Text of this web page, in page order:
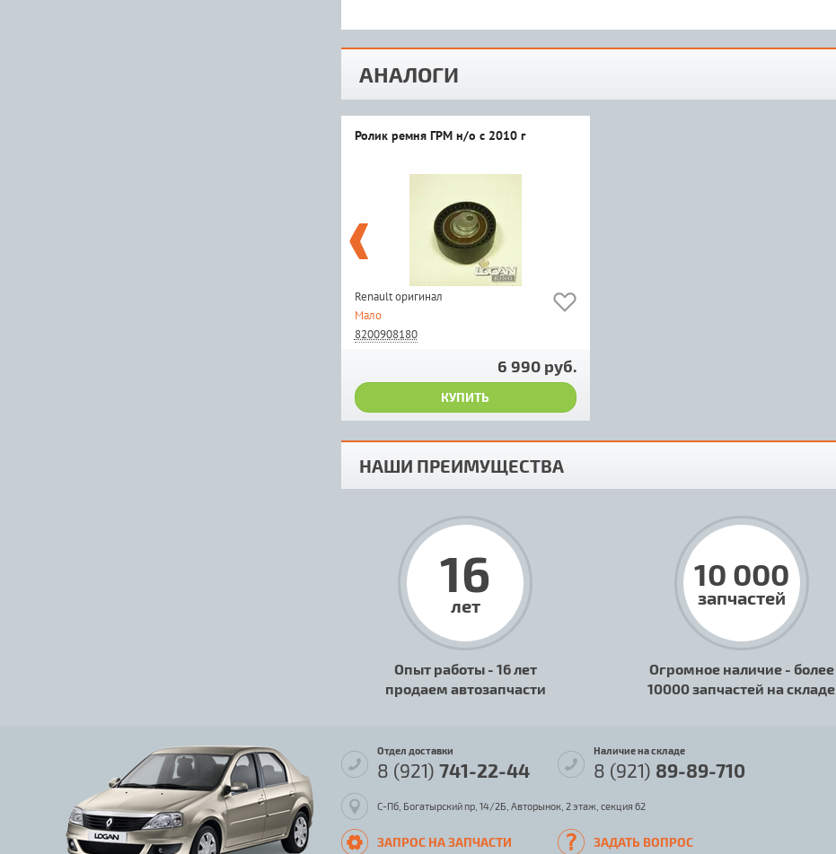
АНАЛОГИ
Ролик ремня ГРМ н/о с 2010 г
Renault оригинал
Мало
8200908180
6 990 руб.
КУПИТЬ
НАШИ ПРЕИМУЩЕСТВА
16
лет
Опыт работы - 16 лет
продаем автозапчасти
10 000
запчастей
Огромное наличие - более
10000 запчастей на складе
Отдел доставки
8 (921) 741-22-44
Наличие на складе
8 (921) 89-89-710
С-Пб, Богатырский пр, 14/2Б, Авторынок, 2 этаж, секция 62
ЗАПРОС НА ЗАПЧАСТИ ЗАДАТЬ ВОПРОС